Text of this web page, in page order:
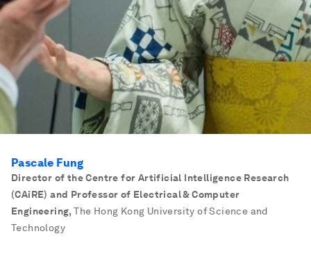
Pascale Fung
Director of the Centre for Artificial Intelligence Research
(CAiRE) and Professor of Electrical & Computer
Engineering, The Hong Kong University of Science and
Technology